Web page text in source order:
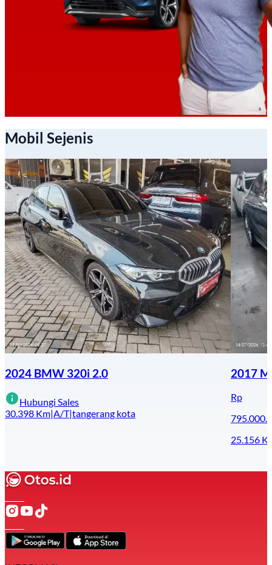
Mobil Sejenis
2024 BMW 320i 2.0
Hubungi Sales
30.398 Km|A/T|tangerang kota
2017
Rp
25.156